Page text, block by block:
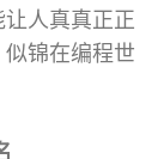
人真真正正
锦在编程世